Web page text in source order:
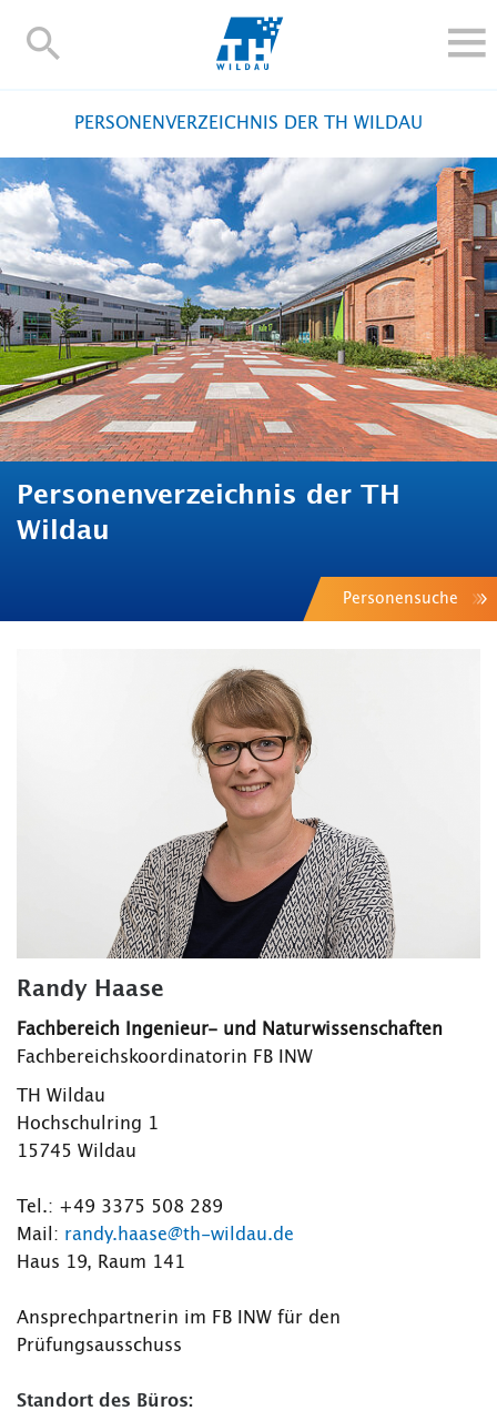
TH-
FORSCHUNG UND TRANSFER
ALUMNI
HOCHSCHULE
INTERNATIONAL
BESCHÄFTIGTE
Blogs Kontakt und Anfahrt Webmail Moodle
TH Online-Portal Personensuche English
PERSONENVERZEICHNIS DER TH WILDAU
Personenverzeichnis der TH
Wildau
Personensuche
Randy Haase
Fachbereich Ingenieur- und Naturwissenschaften
Fachbereichskoordinatorin FB INW
TH Wildau
Hochschulring 1
15745 Wildau
Tel.: +49 3375 508 289
Mail: randy.haase@th-wildau.de
Haus 19, Raum 141
Ansprechpartnerin im FB INW für den
Prüfungsausschuss
Standort des Büros: